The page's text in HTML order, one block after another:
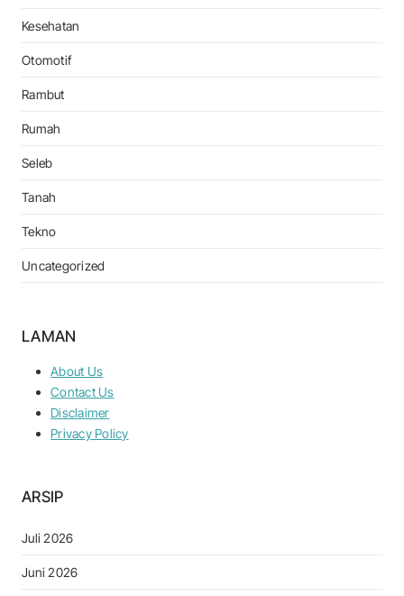
Kesehatan
Otomotif
Rambut
Rumah
Seleb
Tanah
Tekno
Uncategorized
LAMAN
About Us
Contact Us
Disclaimer
Privacy Policy
ARSIP
Juli 2026
Juni 2026